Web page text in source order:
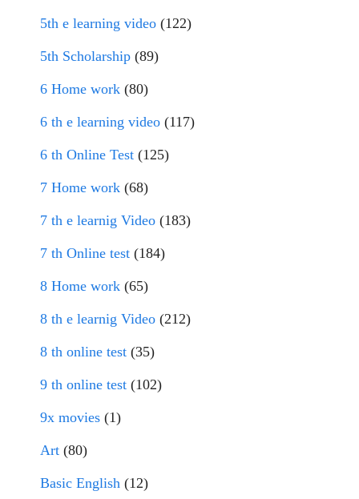
5th e learning video (122)
5th Scholarship (89)
6 Home work (80)
6 th e learning video (117)
6 th Online Test (125)
7 Home work (68)
7 th e learnig Video (183)
7 th Online test (184)
8 Home work (65)
8 th e learnig Video (212)
8 th online test (35)
9 th online test (102)
9x movies (1)
Art (80)
Basic English (12)